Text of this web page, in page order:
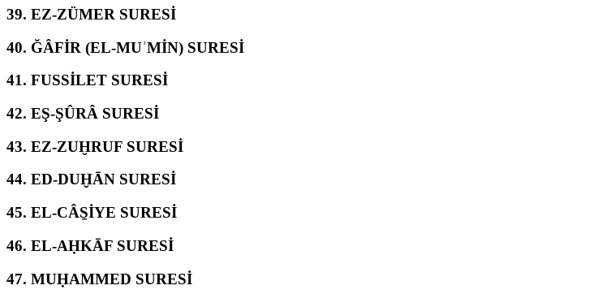
39. EZ-ZÜMER SURESİ
40. ĞÂFİR (EL-MUʾMİN) SURESİ
41. FUSSİLET SURESİ
42. EŞ-ŞÛRÂ SURESİ
43. EZ-ZUḪRUF SURESİ
44. ED-DUḪĀN SURESİ
45. EL-CÂS̱İYE SURESİ
46. EL-AḤKĀF SURESİ
47. MUḤAMMED SURESİ